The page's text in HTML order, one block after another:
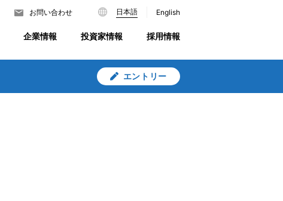
エントリー
企業情報 投資家情報 採用情報
お問い合わせ 日本語 English